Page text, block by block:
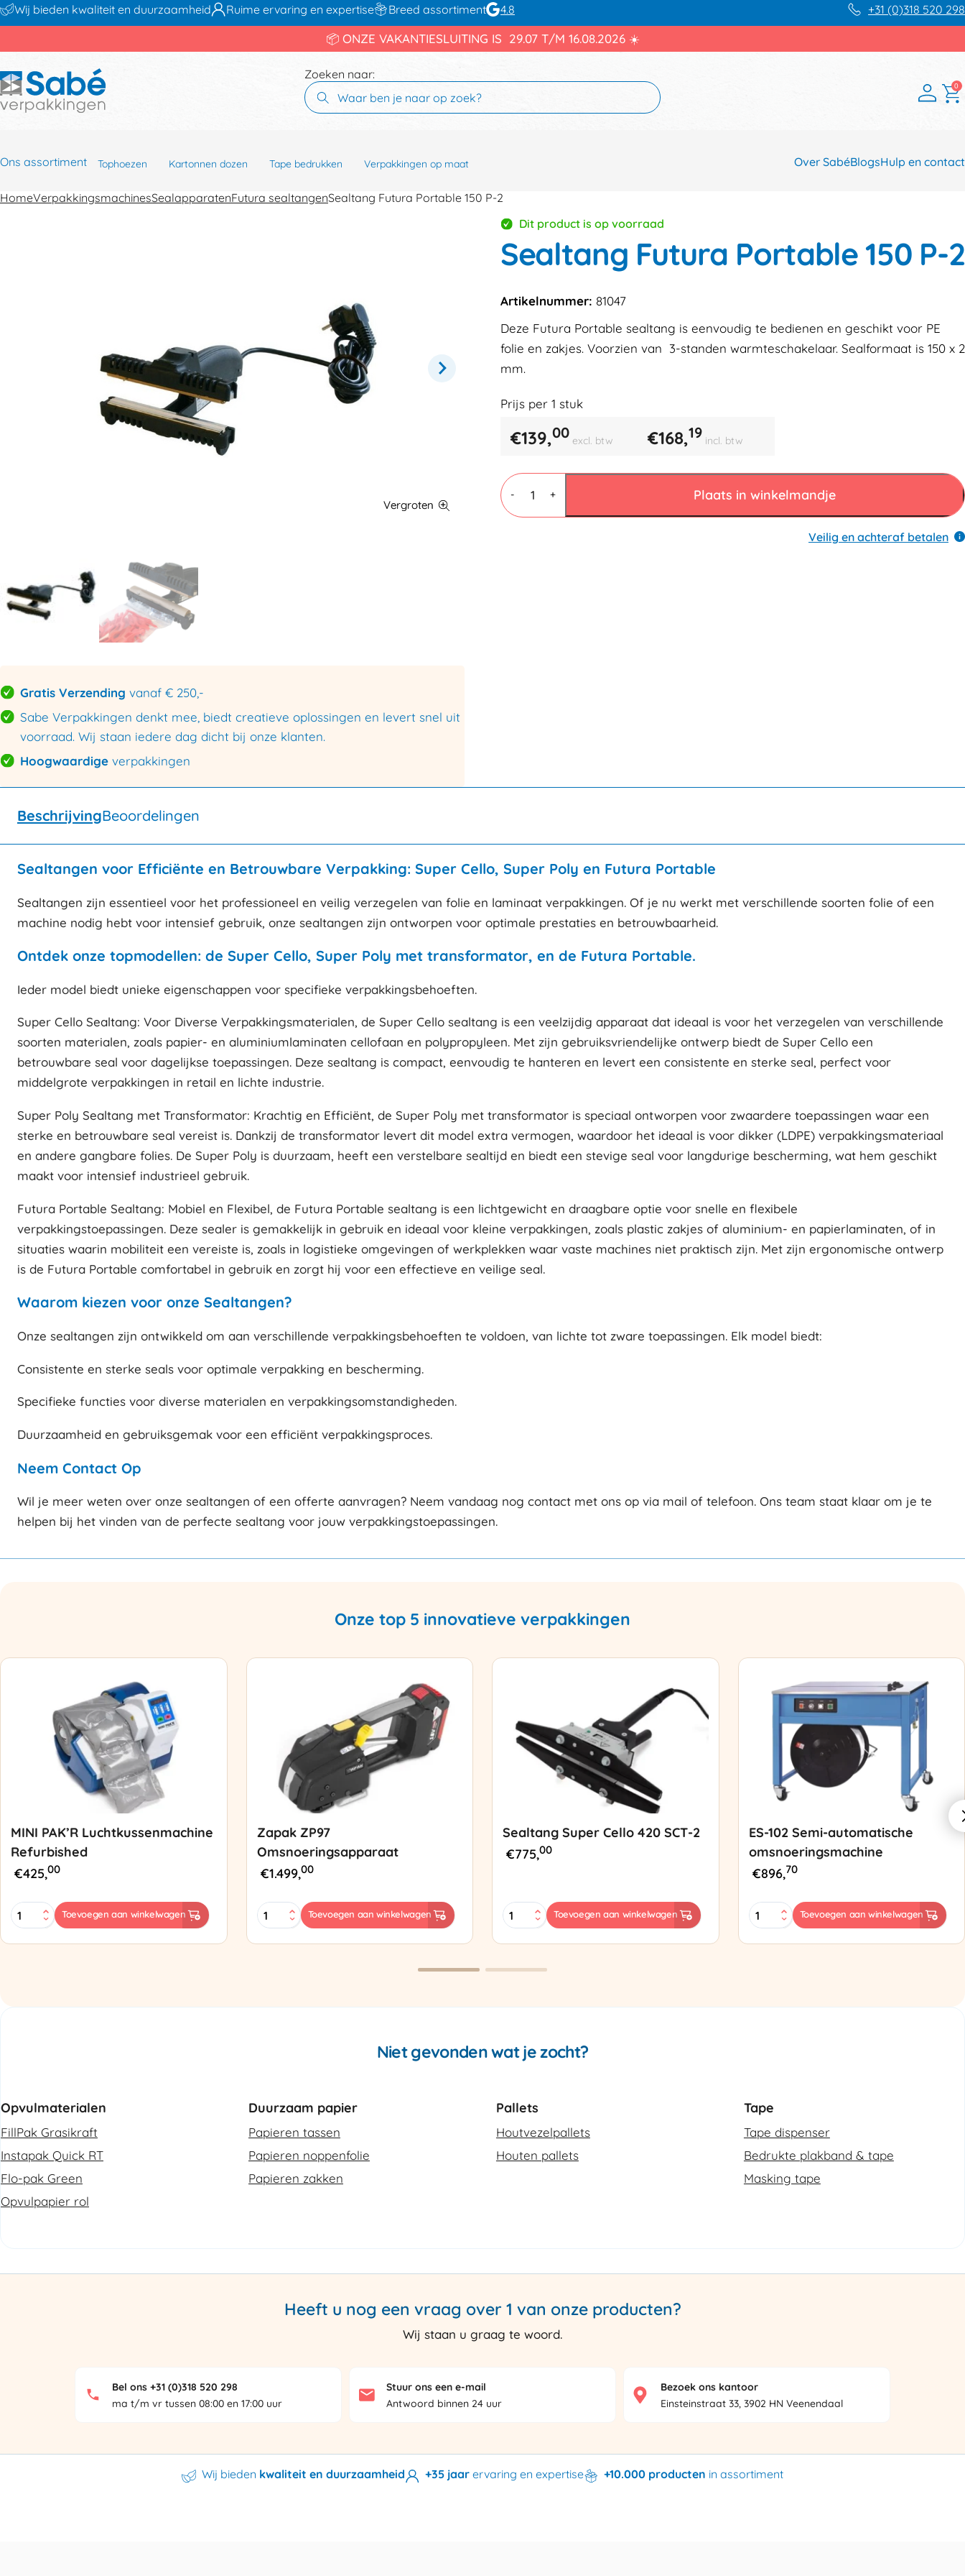
Wij bieden kwaliteit en duurzaamheid Ruime ervaring en expertise Breed assortiment 4.8 +31 (0)318 520 298
📦 ONZE VAKANTIESLUITING IS 29.07 T/M 16.08.2026 ☀️
Zoeken naar:
0
Ons assortiment Over SabéBlogsHulp en contact
Tophoezen Kartonnen dozen Tape bedrukken Verpakkingen op maat
HomeVerpakkingsmachinesSealapparatenFutura sealtangenSealtang Futura Portable 150 P-2
Gratis Verzending vanaf € 250,-
Sabe Verpakkingen denkt mee, biedt creatieve oplossingen en levert snel uit
voorraad. Wij staan iedere dag dicht bij onze klanten.
Hoogwaardige verpakkingen
Dit product is op voorraad
Sealtang Futura Portable 150 P-2
Artikelnummer: 81047
Deze Futura Portable sealtang is eenvoudig te bedienen en geschikt voor PE
folie en zakjes. Voorzien van 3-standen warmteschakelaar. Sealformaat is 150 x 2
mm.
Prijs per 1 stuk
€139,00 excl. btw €168,19 incl. btw
-
Sealtang
Futura
Portable
150
+ Plaats in winkelmandje
Veilig en achteraf betalen
BeschrijvingBeoordelingen
Sealtangen voor Efficiënte en Betrouwbare Verpakking: Super Cello, Super Poly en Futura Portable
Sealtangen zijn essentieel voor het professioneel en veilig verzegelen van folie en laminaat verpakkingen. Of je nu werkt met verschillende soorten folie of een
machine nodig hebt voor intensief gebruik, onze sealtangen zijn ontworpen voor optimale prestaties en betrouwbaarheid.
Ontdek onze topmodellen: de Super Cello, Super Poly met transformator, en de Futura Portable.
Ieder model biedt unieke eigenschappen voor specifieke verpakkingsbehoeften.
Super Cello Sealtang: Voor Diverse Verpakkingsmaterialen, de Super Cello sealtang is een veelzijdig apparaat dat ideaal is voor het verzegelen van verschillende
soorten materialen, zoals papier- en aluminiumlaminaten cellofaan en polypropyleen. Met zijn gebruiksvriendelijke ontwerp biedt de Super Cello een
betrouwbare seal voor dagelijkse toepassingen. Deze sealtang is compact, eenvoudig te hanteren en levert een consistente en sterke seal, perfect voor
middelgrote verpakkingen in retail en lichte industrie.
Super Poly Sealtang met Transformator: Krachtig en Efficiënt, de Super Poly met transformator is speciaal ontworpen voor zwaardere toepassingen waar een
sterke en betrouwbare seal vereist is. Dankzij de transformator levert dit model extra vermogen, waardoor het ideaal is voor dikker (LDPE) verpakkingsmateriaal
en andere gangbare folies. De Super Poly is duurzaam, heeft een verstelbare sealtijd en biedt een stevige seal voor langdurige bescherming, wat hem geschikt
maakt voor intensief industrieel gebruik.
Futura Portable Sealtang: Mobiel en Flexibel, de Futura Portable sealtang is een lichtgewicht en draagbare optie voor snelle en flexibele
verpakkingstoepassingen. Deze sealer is gemakkelijk in gebruik en ideaal voor kleine verpakkingen, zoals plastic zakjes of aluminium- en papierlaminaten, of in
situaties waarin mobiliteit een vereiste is, zoals in logistieke omgevingen of werkplekken waar vaste machines niet praktisch zijn. Met zijn ergonomische ontwerp
is de Futura Portable comfortabel in gebruik en zorgt hij voor een effectieve en veilige seal.
Waarom kiezen voor onze Sealtangen?
Onze sealtangen zijn ontwikkeld om aan verschillende verpakkingsbehoeften te voldoen, van lichte tot zware toepassingen. Elk model biedt:
Consistente en sterke seals voor optimale verpakking en bescherming.
Specifieke functies voor diverse materialen en verpakkingsomstandigheden.
Duurzaamheid en gebruiksgemak voor een efficiënt verpakkingsproces.
Neem Contact Op
Wil je meer weten over onze sealtangen of een offerte aanvragen? Neem vandaag nog contact met ons op via mail of telefoon. Ons team staat klaar om je te
helpen bij het vinden van de perfecte sealtang voor jouw verpakkingstoepassingen.
Onze top 5 innovatieve verpakkingen
MINI PAK’R Luchtkussenmachine
Refurbished
€425,00
MINI
PAK'R
Toevoegen aan winkelwagen
Zapak ZP97
Omsnoeringsapparaat
€1.499,00
Zapak
ZP97
Toevoegen aan winkelwagen
Sealtang Super Cello 420 SCT-2
€775,00
Sealtang
Super
Toevoegen aan winkelwagen
ES-102 Semi-automatische
omsnoeringsmachine
€896,70
ES-
102
Toevoegen aan winkelwagen
Niet gevonden wat je zocht?
Opvulmaterialen
FillPak Grasikraft
Instapak Quick RT
Flo-pak Green
Opvulpapier rol
Duurzaam papier
Papieren tassen
Papieren noppenfolie
Papieren zakken
Pallets
Houtvezelpallets
Houten pallets
Tape
Tape dispenser
Bedrukte plakband & tape
Masking tape
Heeft u nog een vraag over 1 van onze producten?
Wij staan u graag te woord.
Bel ons +31 (0)318 520 298
ma t/m vr tussen 08:00 en 17:00 uur
Stuur ons een e-mail
Antwoord binnen 24 uur
Bezoek ons kantoor
Einsteinstraat 33, 3902 HN Veenendaal
Wij bieden kwaliteit en duurzaamheid +35 jaar ervaring en expertise +10.000 producten in assortiment